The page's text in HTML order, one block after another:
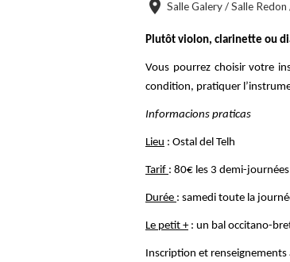
Salle Galery / Salle
Plutôt violon, clarinette ou
Vous pourrez choisir votre
condition, pratiquer
Informacions praticas
Lieu : Ostal del Telh
Tarif : 80€ les 3 demi-journées
Durée : samedi toute la
Le petit +: un bal occitano-
Inscription et